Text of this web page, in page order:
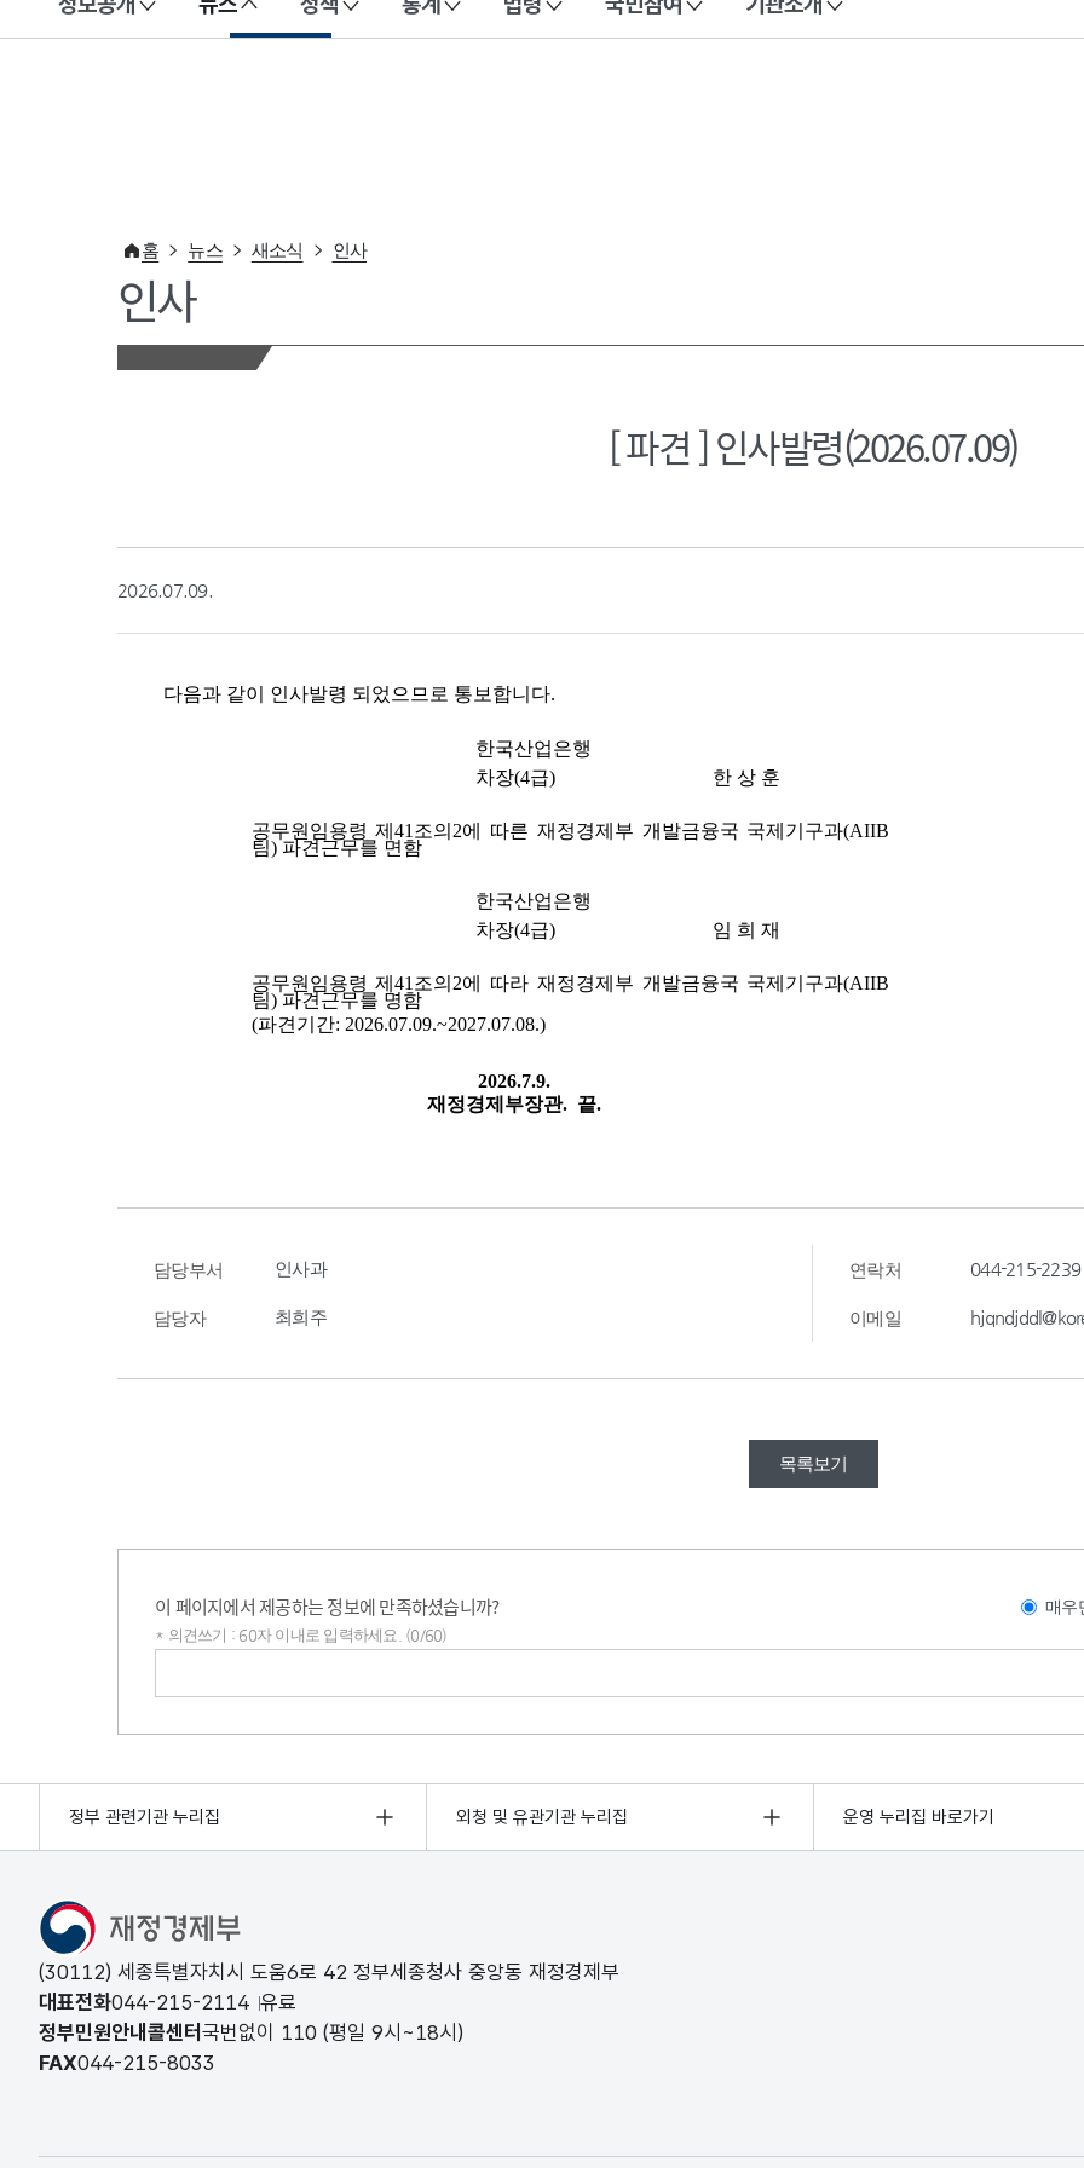
이 누리집은 대한민국 공식 전자정부 누리집입니다.
홈 뉴스 새소식 인사
인사
[ 파견 ] 인사발령(2026.07.09)
2026.07.09.
담당부서 인사과 연락처 044-215-2239
담당자 최희주 이메일
목록보기
이 페이지에서 제공하는 정보에 만족하셨습니까? 매우
* 의견쓰기 : 60자 이내로 입력하세요. (0/60)
정부 관련기관 누리집 외청 및 유관기관 누리집 운영 누리집 바로가기
(30112) 세종특별자치시 도움6로 42 정부세종청사 중앙동 재정경제부
대표전화044-215-2114 유료
정부민원안내콜센터 국번없이 110 (평일 9시~18시)
FAX044-215-8033